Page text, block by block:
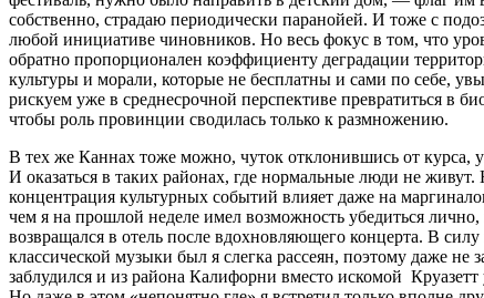
собственно, страдаю периодически паранойей. И тоже с
любой инициативе чиновников. Но весь фокус в том, что
обратно пропорционален коэффициенту деградации
культуры и морали, которые не бесплатны и сами по себе,
рискуем уже в среднесрочной перспективе превратиться в
чтобы роль провинции сводилась только к размножению.
В тех же Каннах тоже можно, чуток отклонившись от курса,
И оказаться в таких районах, где нормальные люди не живут.
концентрация культурных событий влияет даже на
чем я на прошлой неделе имел возможность убедиться лично,
возвращался в отель после вдохновляющего концерта. В силу
классической музыки был я слегка рассеян, поэтому даже не
заблудился и из района Калифорни вместо искомой Круазетт